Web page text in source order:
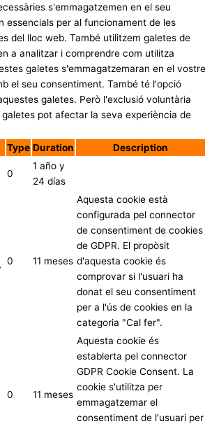
s'emmagatzemen en el seu
essencials per al funcionament de les
del lloc web. També utilitzem galetes de
a analitzar i comprendre com utilitza
galetes s'emmagatzemaran en el vostre
el seu consentiment. També té l'opció
galetes. Però l'exclusió voluntària
pot afectar la seva experiència de
Type Duration Description
0
1 año y
24 días
0 11 meses
Aquesta cookie està
configurada pel connector
de consentiment de cookies
de GDPR. El propòsit
d'aquesta cookie és
comprovar si l'usuari ha
donat el seu consentiment
per a l'ús de cookies en la
categoria "Cal fer".
0 11 meses
Aquesta cookie és
establerta pel connector
GDPR Cookie Consent. La
cookie s'utilitza per
emmagatzemar el
consentiment de l'usuari per